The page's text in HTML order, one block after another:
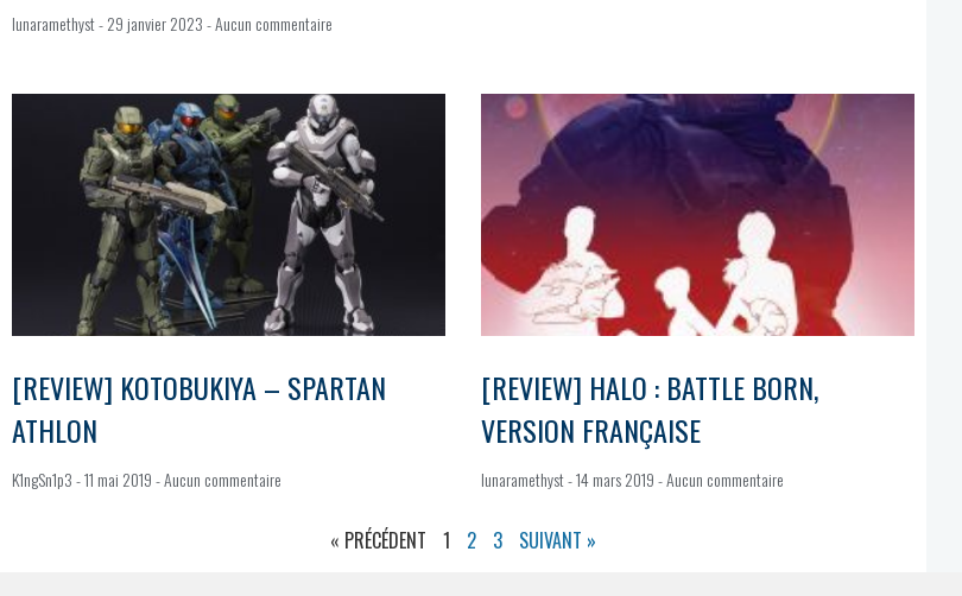
lunaramethyst 29 janvier 2023 Aucun commentaire
[REVIEW] KOTOBUKIYA – SPARTAN
ATHLON
K1ngSn1p3 11 mai 2019 Aucun commentaire
[REVIEW] HALO : BATTLE BORN,
VERSION FRANÇAISE
lunaramethyst 14 mars 2019 Aucun commentaire
« PRÉCÉDENT 1 2 3 SUIVANT »